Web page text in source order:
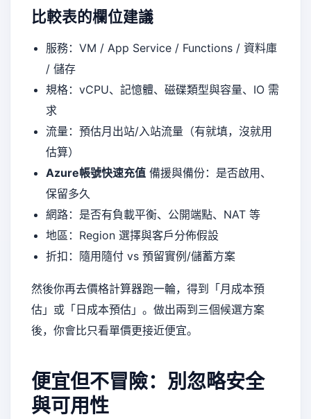
比較表的欄位建議
服務：VM / App Service / Functions / 資料庫
/ 儲存
規格：vCPU、記憶體、磁碟類型與容量、IO 需
求
流量：預估月出站/入站流量（有就填，沒就用
估算）
Azure帳號快速充值備援與備份：是否啟用、
保留多久
網路：是否有負載平衡、公開端點、NAT 等
地區：Region 選擇與客戶分佈假設
折扣：隨用隨付 vs 預留實例/儲蓄方案
然後你再去價格計算器跑一輪，得到「月成本預
估」或「日成本預估」。做出兩到三個候選方案
後，你會比只看單價更接近便宜。
便宜但不冒險：別忽略安全
與可用性